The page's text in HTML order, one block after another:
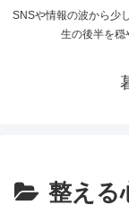
SNSや情報の波から少
生の後半を穏
整える